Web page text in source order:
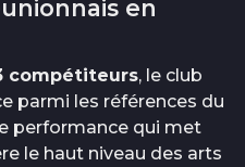
en
compétiteurs, le club
parmi les références du
performance qui met
le haut niveau des arts